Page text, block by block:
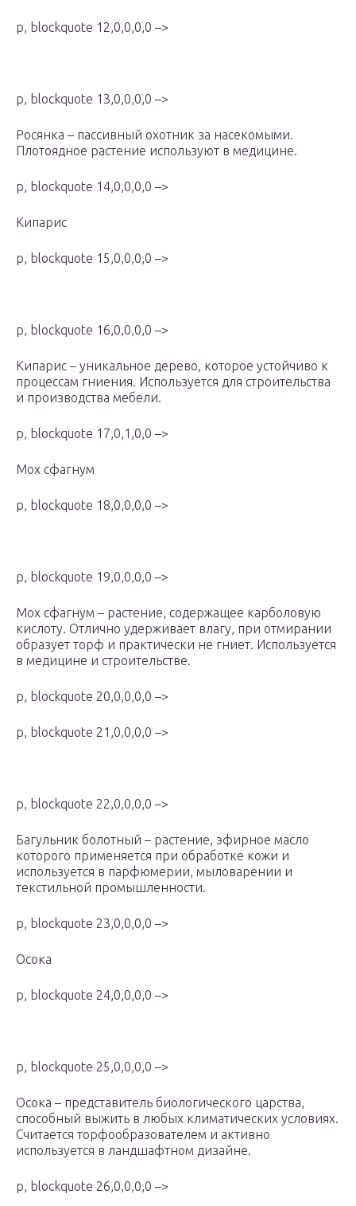
p, blockquote 12,0,0,0,0 –>
p, blockquote 13,0,0,0,0 –>
Росянка – пассивный охотник за насекомыми.
Плотоядное растение используют в медицине.
p, blockquote 14,0,0,0,0 –>
Кипарис
p, blockquote 15,0,0,0,0 –>
p, blockquote 16,0,0,0,0 –>
Кипарис – уникальное дерево, которое устойчиво к
процессам гниения. Используется для строительства
и производства мебели.
p, blockquote 17,0,1,0,0 –>
Мох сфагнум
p, blockquote 18,0,0,0,0 –>
p, blockquote 19,0,0,0,0 –>
Мох сфагнум – растение, содержащее карболовую
кислоту. Отлично удерживает влагу, при отмирании
образует торф и практически не гниет. Используется
в медицине и строительстве.
p, blockquote 20,0,0,0,0 –>
p, blockquote 21,0,0,0,0 –>
p, blockquote 22,0,0,0,0 –>
Багульник болотный – растение, эфирное масло
которого применяется при обработке кожи и
используется в парфюмерии, мыловарении и
текстильной промышленности.
p, blockquote 23,0,0,0,0 –>
Осока
p, blockquote 24,0,0,0,0 –>
p, blockquote 25,0,0,0,0 –>
Осока – представитель биологического царства,
способный выжить в любых климатических условиях.
Считается торфообразователем и активно
используется в ландшафтном дизайне.
p, blockquote 26,0,0,0,0 –>